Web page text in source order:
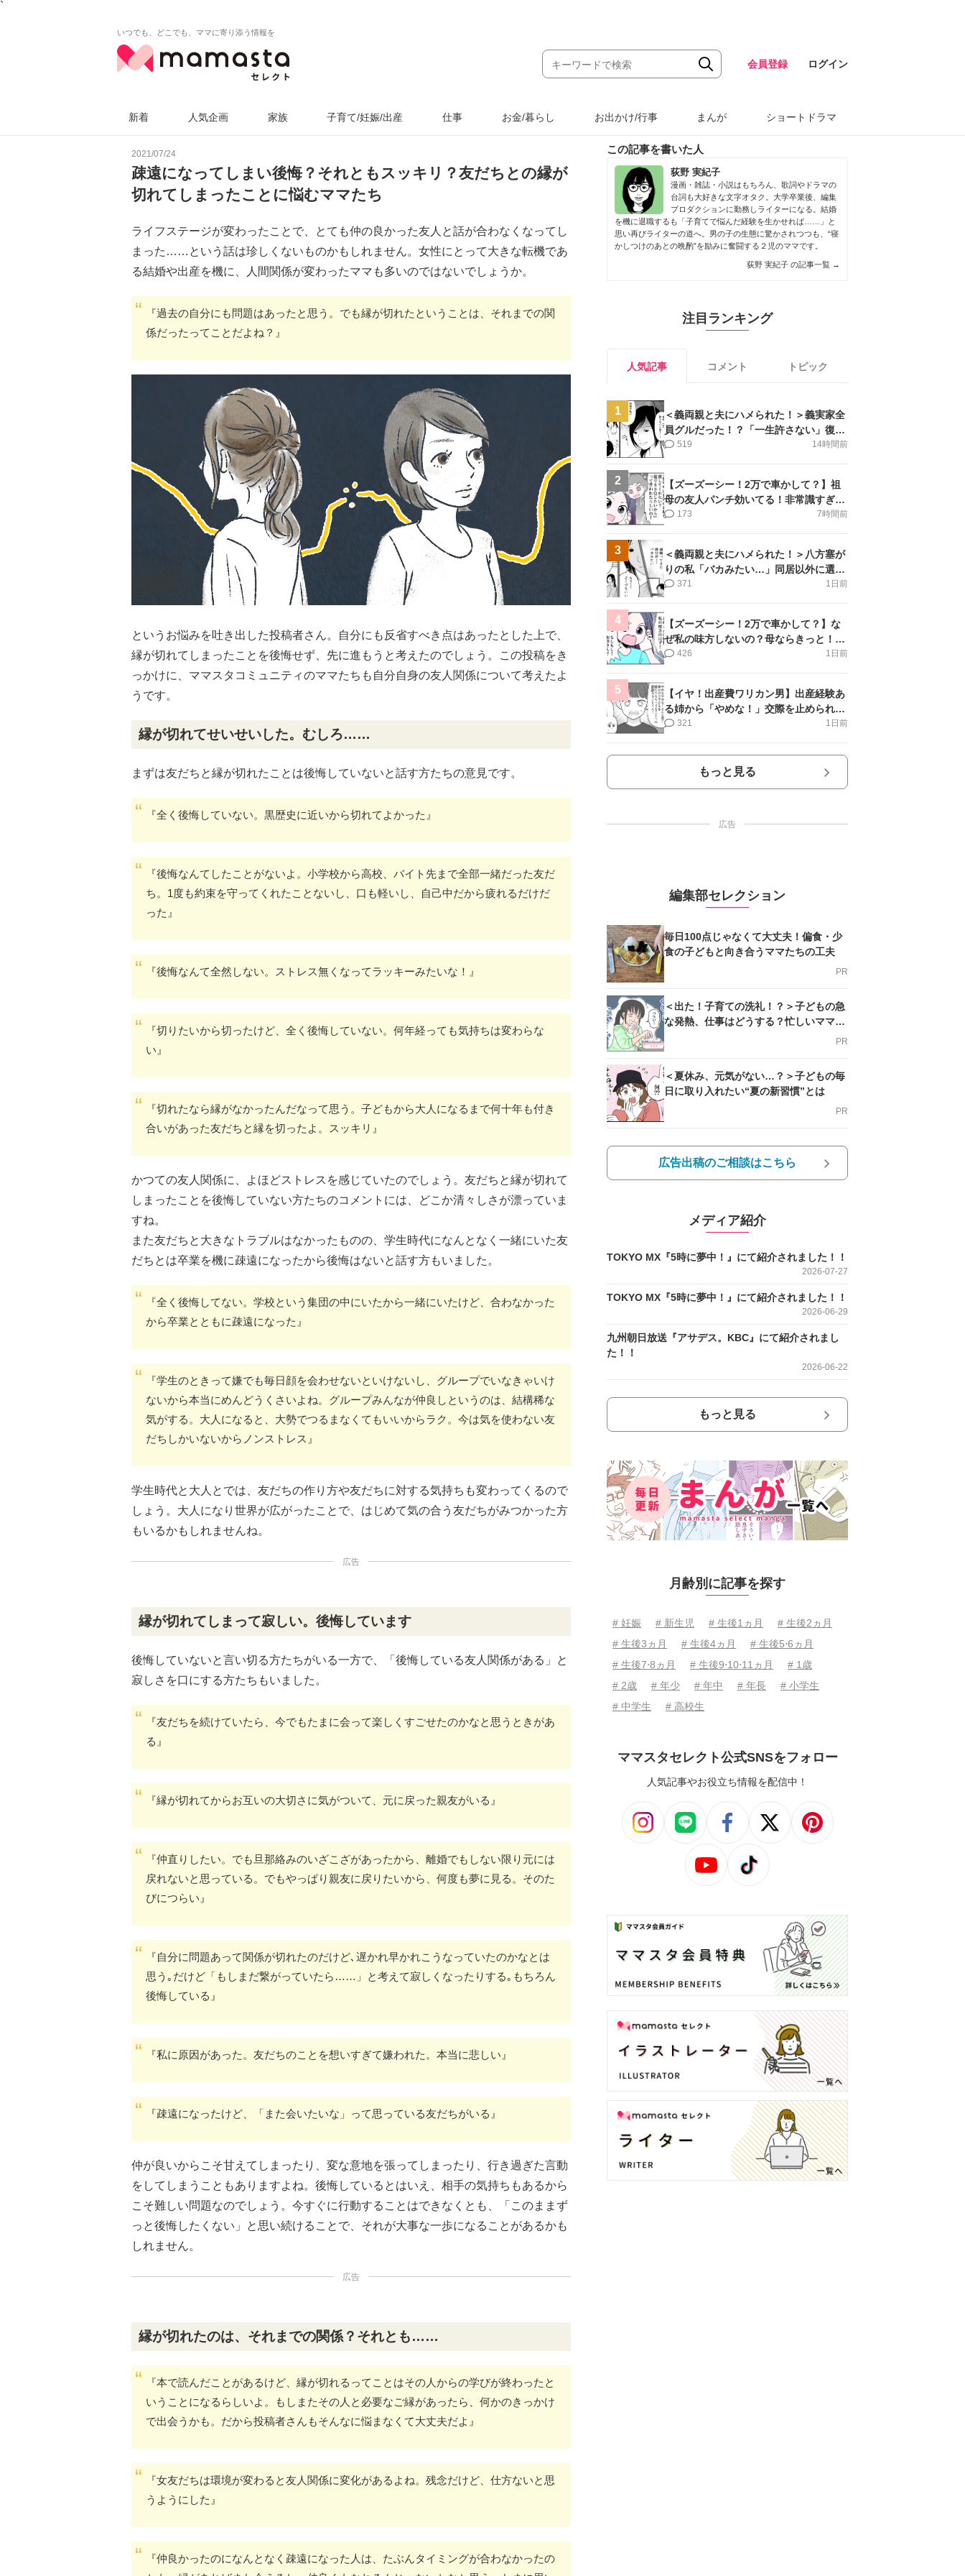
`
いつでも、どこでも、ママに寄り添う情報を
会員登録 ログイン
新着 人気企画 家族 子育て/妊娠/出産 仕事 お金/暮らし お出かけ/行事 まんが ショートドラマ
2021/07/24
疎遠になってしまい後悔？それともスッキリ？友だちとの縁が
切れてしまったことに悩むママたち
ライフステージが変わったことで、とても仲の良かった友人と話が合わなくなってし
まった……という話は珍しくないものかもしれません。女性にとって大きな転機であ
る結婚や出産を機に、人間関係が変わったママも多いのではないでしょうか。
『過去の自分にも問題はあったと思う。でも縁が切れたということは、それまでの関
係だったってことだよね？』
というお悩みを吐き出した投稿者さん。自分にも反省すべき点はあったとした上で、
縁が切れてしまったことを後悔せず、先に進もうと考えたのでしょう。この投稿をき
っかけに、ママスタコミュニティのママたちも自分自身の友人関係について考えたよ
うです。
縁が切れてせいせいした。むしろ……
まずは友だちと縁が切れたことは後悔していないと話す方たちの意見です。
『全く後悔していない。黒歴史に近いから切れてよかった』
『後悔なんてしたことがないよ。小学校から高校、バイト先まで全部一緒だった友だ
ち。1度も約束を守ってくれたことないし、口も軽いし、自己中だから疲れるだけだ
った』
『後悔なんて全然しない。ストレス無くなってラッキーみたいな！』
『切りたいから切ったけど、全く後悔していない。何年経っても気持ちは変わらな
い』
『切れたなら縁がなかったんだなって思う。子どもから大人になるまで何十年も付き
合いがあった友だちと縁を切ったよ。スッキリ』
かつての友人関係に、よほどストレスを感じていたのでしょう。友だちと縁が切れて
しまったことを後悔していない方たちのコメントには、どこか清々しさが漂っていま
すね。
また友だちと大きなトラブルはなかったものの、学生時代になんとなく一緒にいた友
だちとは卒業を機に疎遠になったから後悔はないと話す方もいました。
『全く後悔してない。学校という集団の中にいたから一緒にいたけど、合わなかった
から卒業とともに疎遠になった』
『学生のときって嫌でも毎日顔を会わせないといけないし、グループでいなきゃいけ
ないから本当にめんどうくさいよね。グループみんなが仲良しというのは、結構稀な
気がする。大人になると、大勢でつるまなくてもいいからラク。今は気を使わない友
だちしかいないからノンストレス』
学生時代と大人とでは、友だちの作り方や友だちに対する気持ちも変わってくるので
しょう。大人になり世界が広がったことで、はじめて気の合う友だちがみつかった方
もいるかもしれませんね。
広告
縁が切れてしまって寂しい。後悔しています
後悔していないと言い切る方たちがいる一方で、「後悔している友人関係がある」と
寂しさを口にする方たちもいました。
『友だちを続けていたら、今でもたまに会って楽しくすごせたのかなと思うときがあ
る』
『縁が切れてからお互いの大切さに気がついて、元に戻った親友がいる』
『仲直りしたい。でも旦那絡みのいざこざがあったから、離婚でもしない限り元には
戻れないと思っている。でもやっぱり親友に戻りたいから、何度も夢に見る。そのた
びにつらい』
『自分に問題あって関係が切れたのだけど､遅かれ早かれこうなっていたのかなとは
思う｡だけど「もしまだ繋がっていたら……」と考えて寂しくなったりする｡もちろん
後悔している』
『私に原因があった。友だちのことを想いすぎて嫌われた。本当に悲しい』
『疎遠になったけど、「また会いたいな」って思っている友だちがいる』
仲が良いからこそ甘えてしまったり、変な意地を張ってしまったり、行き過ぎた言動
をしてしまうこともありますよね。後悔しているとはいえ、相手の気持ちもあるから
こそ難しい問題なのでしょう。今すぐに行動することはできなくとも、「このままず
っと後悔したくない」と思い続けることで、それが大事な一歩になることがあるかも
しれません。
広告
縁が切れたのは、それまでの関係？それとも……
『本で読んだことがあるけど、縁が切れるってことはその人からの学びが終わったと
いうことになるらしいよ。もしまたその人と必要なご縁があったら、何かのきっかけ
で出会うかも。だから投稿者さんもそんなに悩まなくて大丈夫だよ』
『女友だちは環境が変わると友人関係に変化があるよね。残念だけど、仕方ないと思
うようにした』
『仲良かったのになんとなく疎遠になった人は、たぶんタイミングが合わなかったの
この記事を書いた人
荻野 実紀子
漫画・雑誌・小説はもちろん、歌詞やドラマの
台詞も大好きな文字オタク。大学卒業後、編集
プロダクションに勤務しライターになる。結婚
を機に退職するも「子育てで悩んだ経験を生かせれば……」と
思い再びライターの道へ。男の子の生態に驚かされつつも、“寝
かしつけのあとの晩酌”を励みに奮闘する２児のママです。
荻野 実紀子 の記事一覧 →
注目ランキング
人気記事 コメント トピック
1
＜義両親と夫にハメられた！＞義実家全
員グルだった！？「一生許さない」復讐
誓った私【第6話まんが】
14時間前
519
2
【ズーズーシー！2万で車かして？】祖
母の友人パンチ効いてる！非常識すぎ＜
第18話＞#4コマ母道場
7時間前
173
3
＜義両親と夫にハメられた！＞八方塞が
りの私「バカみたい…」同居以外に選択
肢がない【第5話まんが】
1日前
371
4
【ズーズーシー！2万で車かして？】な
ぜ私の味方しないの？母ならきっと！＜
第17話＞#4コマ母道場
1日前
426
5
【イヤ！出産費ワリカン男】出産経験あ
る姉から「やめな！」交際を止められ＜
第12話＞#4コマ母道場
1日前
321
もっと見る
広告
編集部セレクション
毎日100点じゃなくて大丈夫！偏食・少
食の子どもと向き合うママたちの工夫
PR
＜出た！子育ての洗礼！？＞子どもの急
な発熱、仕事はどうする？忙しいママを
PR
＜夏休み、元気がない…？＞子どもの毎
日に取り入れたい“夏の新習慣”とは
PR
広告出稿のご相談はこちら
メディア紹介
TOKYO MX『5時に夢中！』にて紹介されました！！
2026-07-27
TOKYO MX『5時に夢中！』にて紹介されました！！
2026-06-29
九州朝日放送『アサデス。KBC』にて紹介されまし
た！！
2026-06-22
もっと見る
月齢別に記事を探す
# 妊娠 # 新生児 # 生後1ヵ月
# 生後2ヵ月
# 生後3ヵ月
# 生後4ヵ月
# 生後5⋅6ヵ月
# 生後7⋅8ヵ月
# 生後9⋅10⋅11ヵ月
# 1歳
# 2歳
# 年少 # 年中 # 年長
# 小学生
# 中学生
# 高校生
ママスタセレクト公式SNSをフォロー
人気記事やお役立ち情報を配信中！